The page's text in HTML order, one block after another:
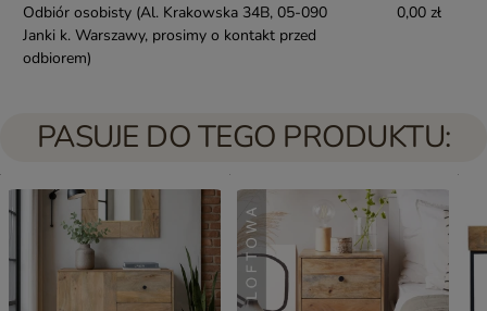
Odbiór osobisty (Al. Krakowska 34B, 05-090
Janki k. Warszawy, prosimy o kontakt przed
odbiorem)
0,00 zł
PASUJE DO TEGO PRODUKTU: